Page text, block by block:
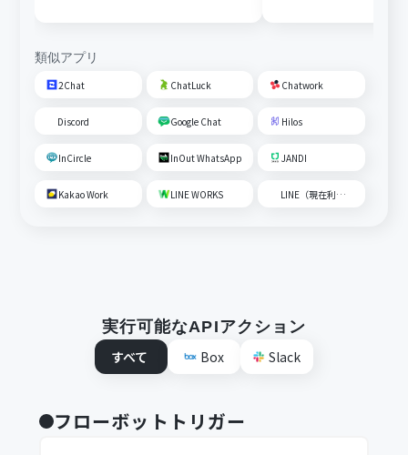
類似アプリ
2Chat ChatLuck Chatwork
Discord Google Chat Hilos
InCircle InOut WhatsApp JANDI
Kakao Work LINE WORKS LINE（現在利用不可）
実行可能なAPIアクション
すべて
Box Slack
フローボットトリガー